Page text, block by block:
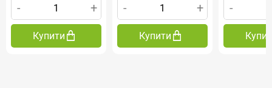
- +
Купити
- +
Купити
-